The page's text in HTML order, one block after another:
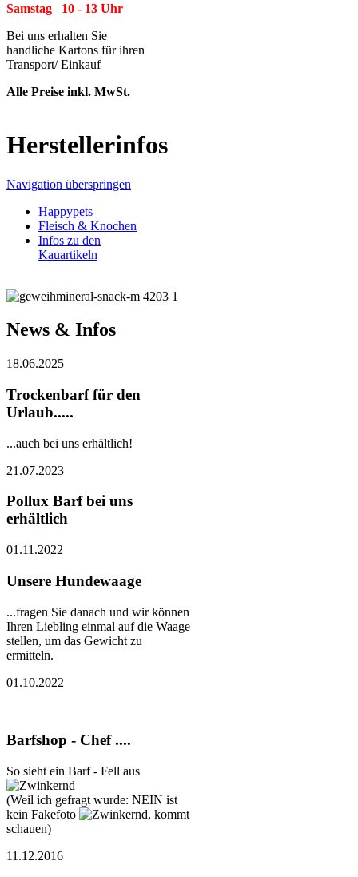
Samstag 10 - 13 Uhr
Bei uns erhalten Sie
handliche Kartons für ihren
Transport/ Einkauf
Alle Preise inkl. MwSt.
Herstellerinfos
Navigation überspringen
Happypets
Fleisch & Knochen
Infos zu den
Kauartikeln
News & Infos
18.06.2025
Trockenbarf für den
Urlaub.....
...auch bei uns erhältlich!
21.07.2023
Pollux Barf bei uns
erhältlich
01.11.2022
Unsere Hundewaage
...fragen Sie danach und wir können
Ihren Liebling einmal auf die Waage
stellen, um das Gewicht zu
ermitteln.
01.10.2022
Barfshop - Chef ....
So sieht ein Barf - Fell aus
(Weil ich gefragt wurde: NEIN ist
kein Fakefoto
, kommt
schauen)
11.12.2016